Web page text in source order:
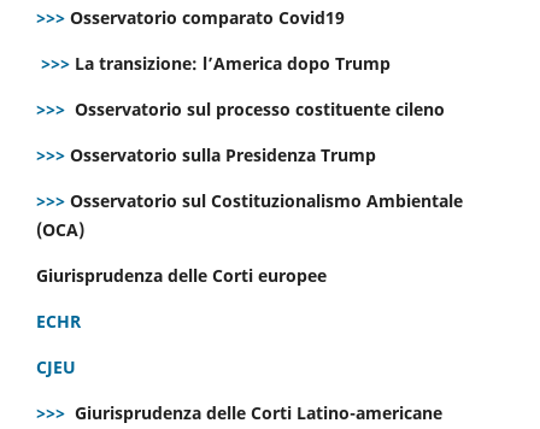
>>> Osservatorio comparato Covid19
>>> La transizione: l’America dopo Trump
>>> Osservatorio sul processo costituente cileno
>>> Osservatorio sulla Presidenza Trump
>>> Osservatorio sul Costituzionalismo Ambientale
(OCA)
Giurisprudenza delle Corti europee
ECHR
CJEU
>>> Giurisprudenza delle Corti Latino-americane